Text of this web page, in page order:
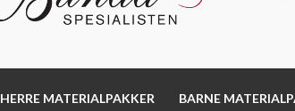
HERRE MATERIALPAKKER BARNE